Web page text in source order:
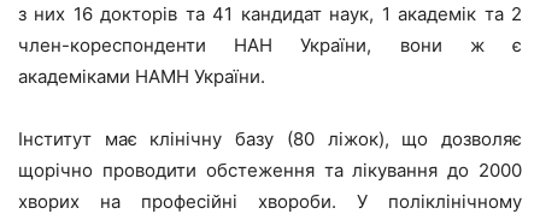
з них 16 докторів та 41 кандидат наук, 1 академік та 2
член-кореспонденти НАН України, вони ж є
академіками НАМН України.
Інститут має клінічну базу (80 ліжок), що дозволяє
щорічно проводити обстеження та лікування до 2000
хворих на професійні хвороби. У поліклінічному